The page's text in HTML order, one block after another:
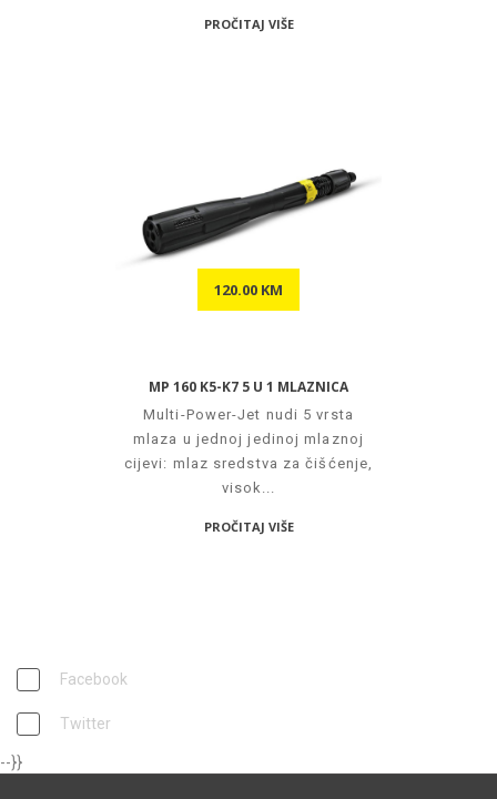
PROČITAJ VIŠE
120.00 KM
MP 160 K5-K7 5 U 1 MLAZNICA
Multi-Power-Jet nudi 5 vrsta
mlaza u jednoj jedinoj mlaznoj
cijevi: mlaz sredstva za čišćenje,
visok...
PROČITAJ VIŠE
Facebook
Twitter
--}}